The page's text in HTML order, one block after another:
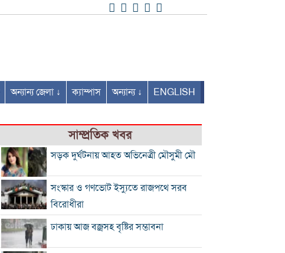
অন্যান্য জেলা ↓ ক্যাম্পাস অন্যান্য ↓ ENGLISH
সাম্প্রতিক খবর
সড়ক দুর্ঘটনায় আহত অভিনেত্রী মৌসুমী মৌ
সংস্কার ও গণভোট ইস্যুতে রাজপথে সরব
বিরোধীরা
ঢাকায় আজ বজ্রসহ বৃষ্টির সম্ভাবনা